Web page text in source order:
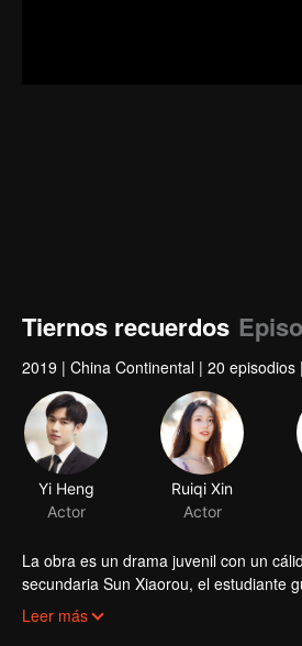
Tiernos recuerdos
2019 | China Continental | 20 episodios |
La obra es un drama juvenil con un
secundaria Sun Xiaorou, el estudiante
le gusta la música. Sus crecimientos
Leer más